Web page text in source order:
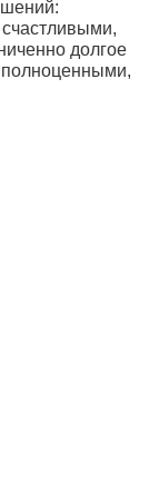
долгое
полноценными,